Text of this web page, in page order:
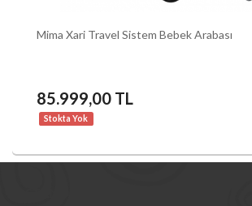
Mima Xari Travel Sistem Bebek Arabası
85.999,00 TL
Stokta Yok